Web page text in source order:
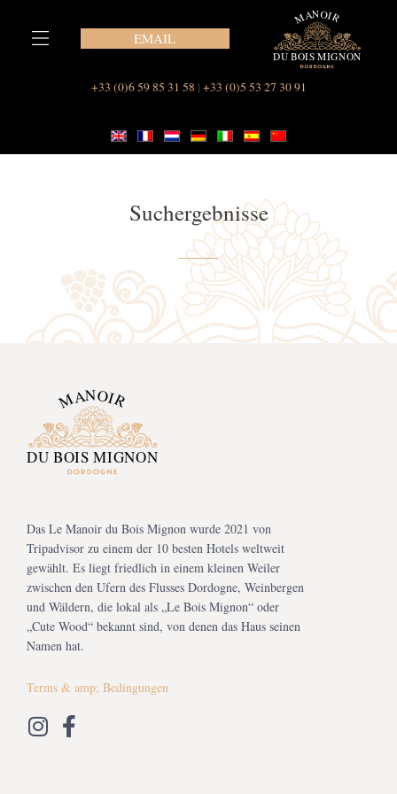
springen
EMAIL
+33 (0)6 59 85 31 58 | +33 (0)5 53 27 30 91
Suchergebnisse
Das Le Manoir du Bois Mignon wurde 2021 von
Tripadvisor zu einem der 10 besten Hotels weltweit
gewählt. Es liegt friedlich in einem kleinen Weiler
zwischen den Ufern des Flusses Dordogne, Weinbergen
und Wäldern, die lokal als „Le Bois Mignon“ oder
„Cute Wood“ bekannt sind, von denen das Haus seinen
Namen hat.
Terms & amp; Bedingungen